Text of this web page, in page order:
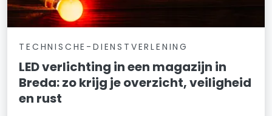
TECHNISCHE-DIENSTVERLENING
LED verlichting in een magazijn in
Breda: zo krijg je overzicht, veiligheid
en rust